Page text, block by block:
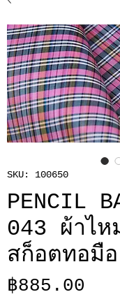
SKU: 100650
PENCIL
043 ผ้าไห
สก็อตทอมือ
฿885.00